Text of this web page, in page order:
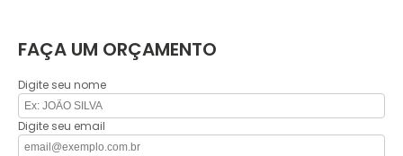
FAÇA UM ORÇAMENTO
Digite seu nome
Digite seu email